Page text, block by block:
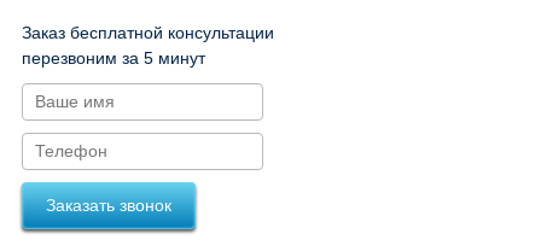
Заказ бесплатной консультации
перезвоним за 5 минут
Заказать звонок